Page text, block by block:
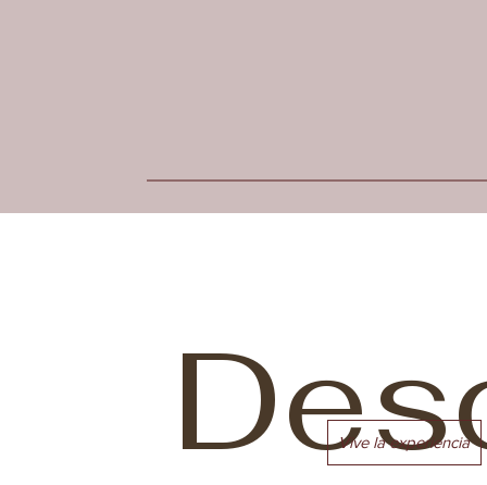
Vive la experiencia